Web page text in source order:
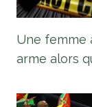
Une femme
arme alors